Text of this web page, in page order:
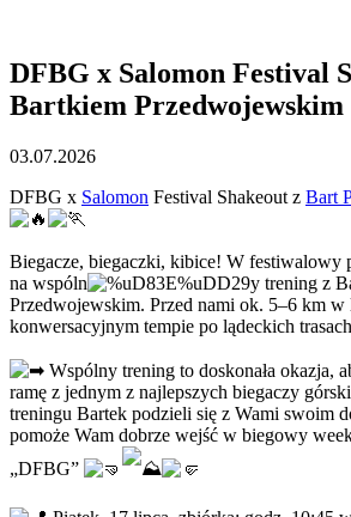
DFBG x Salomon Festival
Bartkiem Przedwojewskim
03.07.2026
DFBG x Salomon Festival Shakeout z Bart
Biegacze, biegaczki, kibice! W festiwalowy
na wspóln
y trening z
Przedwojewskim. Przed nami ok. 5–6 km w
konwersacyjnym tempie po lądeckich
Wspólny trening to doskonała okazja,
ramę z jednym z najlepszych biegaczy
treningu Bartek podzieli się z Wami swoim
pomoże Wam dobrze wejść w biegowy
„DFBG”